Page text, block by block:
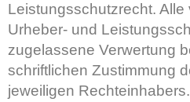
Leistungsschutzrecht.
Urheber- und
zugelassene Verwertung
schriftlichen Zustimmung
jeweiligen